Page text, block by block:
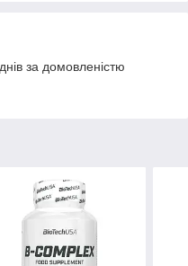
за домовленістю